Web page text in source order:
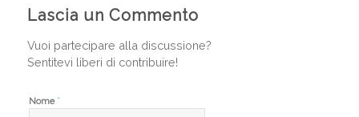
Lascia un Commento
Vuoi partecipare alla discussione?
Sentitevi liberi di contribuire!
Nome *